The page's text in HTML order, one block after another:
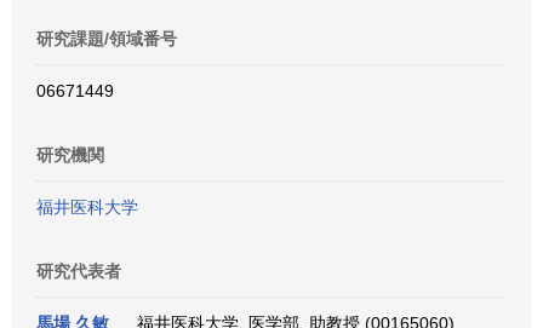
研究課題/領域番号
06671449
研究機関
福井医科大学
研究代表者
馬場 久敏 福井医科大学, 医学部, 助教授 (00165060)